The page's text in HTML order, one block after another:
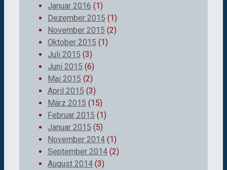
Januar 2016 (1)
Dezember 2015 (1)
November 2015 (2)
Oktober 2015 (1)
Juli 2015 (3)
Juni 2015 (6)
Mai 2015 (2)
April 2015 (3)
März 2015 (15)
Februar 2015 (1)
Januar 2015 (5)
November 2014 (1)
September 2014 (2)
August 2014 (3)